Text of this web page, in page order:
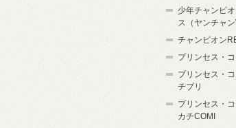
少年チャンピ
ス（ヤンチャン
チャンピオン
プリンセス・
プリンセス・
チプリ
プリンセス・
カチCOMI